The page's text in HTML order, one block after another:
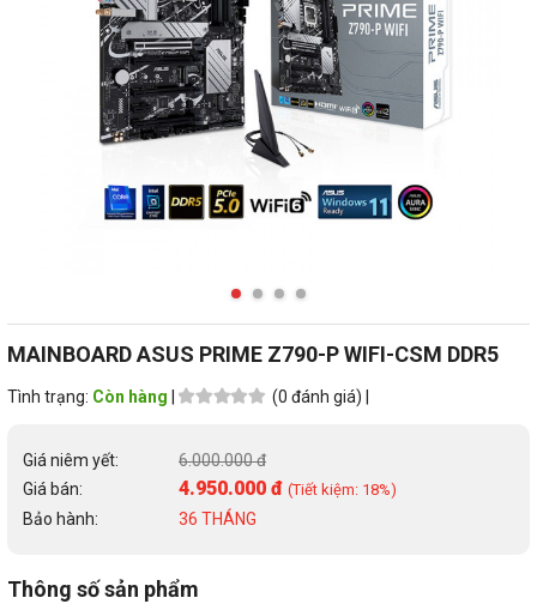
MAINBOARD ASUS PRIME Z790-P WIFI-CSM DDR5
Tình trạng: Còn hàng (0 đánh giá) |
Giá niêm yết:
6.000.000 đ
Giá bán:
4.950.000 đ (Tiết kiệm: 18%)
Bảo hành: 36 THÁNG
Thông số sản phẩm